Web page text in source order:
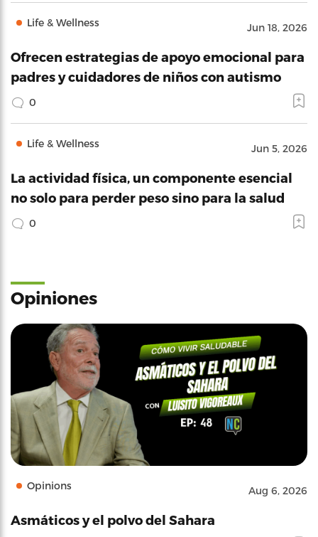
Life & Wellness Jun 18, 2026
Ofrecen estrategias de apoyo emocional para
padres y cuidadores de niños con autismo
0
Life & Wellness Jun 5, 2026
La actividad física, un componente esencial
no solo para perder peso sino para la salud
0
Opiniones
Opinions Aug 6, 2026
Asmáticos y el polvo del Sahara